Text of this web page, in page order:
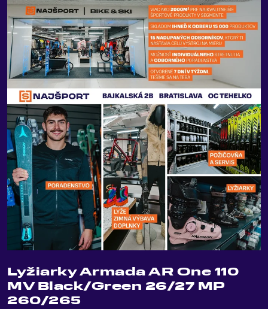
Lyžiarky Armada AR One 110
MV Black/Green 26/27 MP
260/265